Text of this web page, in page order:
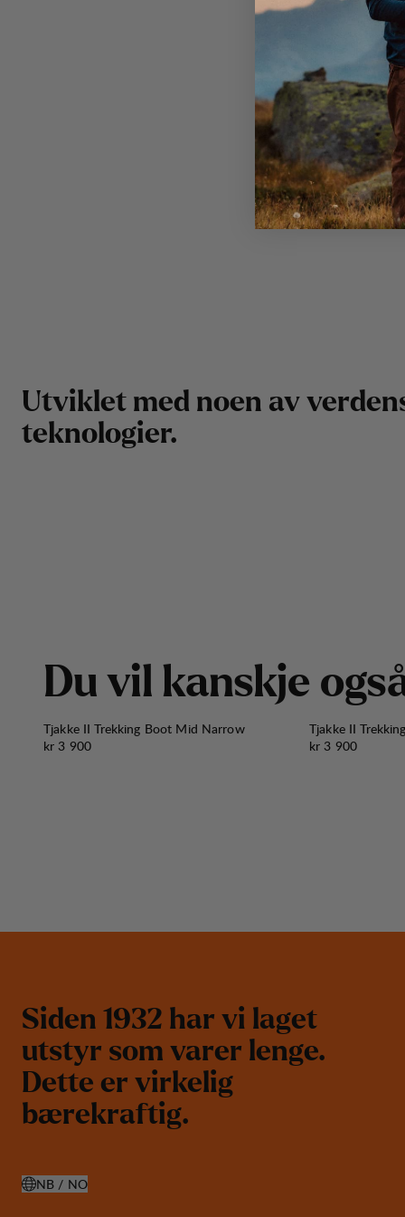
Utviklet med noen av verden
teknologier.
Du vil kanskje ogs
Tjakke II Trekking Boot Mid Narrow
Pris:
kr 3 900
Tjakke II
Pris:
kr 3 900
Siden 1932 har vi laget
utstyr som varer lenge.
Dette er virkelig
bærekraftig.
NB / NO
ÅPNE VELG LAND